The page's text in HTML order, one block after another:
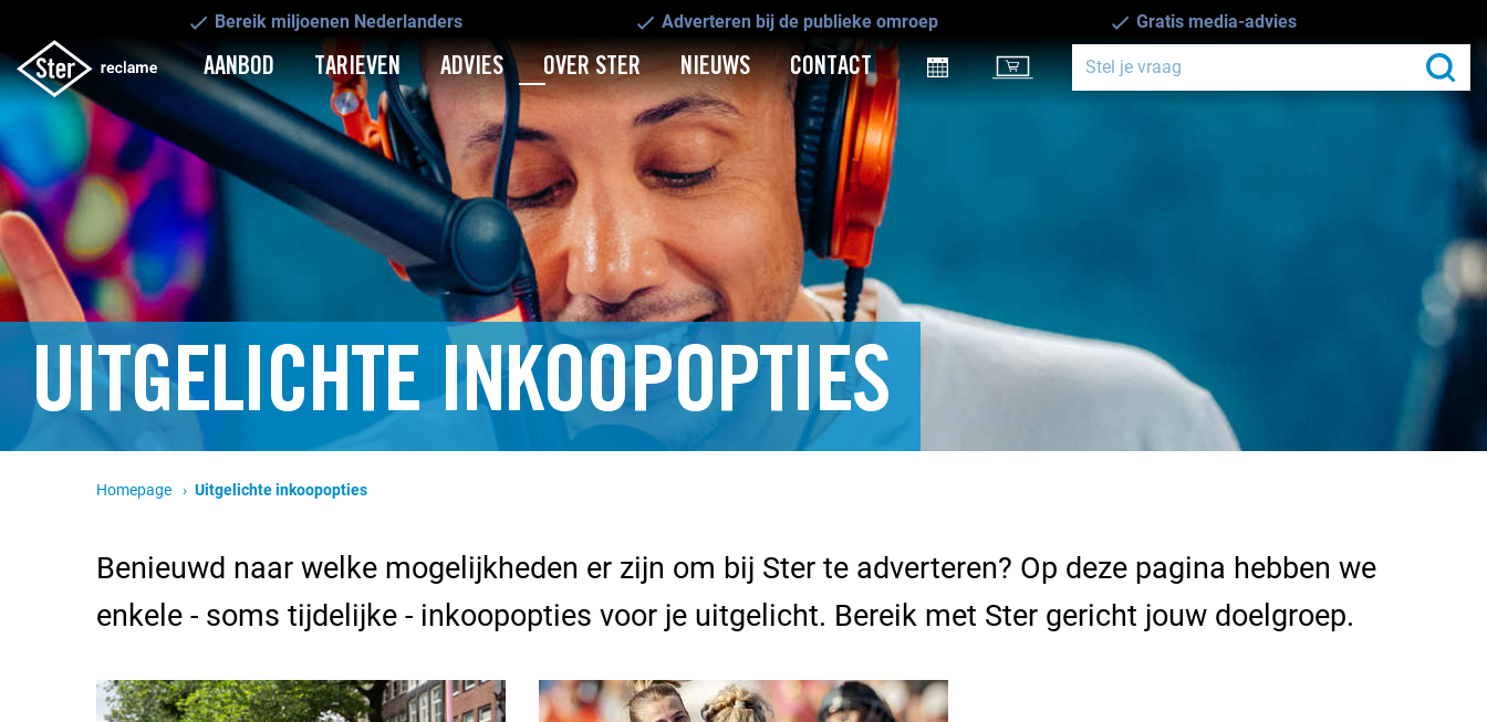
Bereik miljoenen Nederlanders Adverteren bij de publieke omroep Gratis media-advies
AANBOD TARIEVEN ADVIES OVER STER NIEUWS CONTACT
UITGELICHTE INKOOPOPTIES
Homepage Huidige pagina:
Uitgelichte inkoopopties
Benieuwd naar welke mogelijkheden er zijn om bij Ster te adverteren? Op deze pagina hebben we
enkele - soms tijdelijke - inkoopopties voor je uitgelicht. Bereik met Ster gericht jouw doelgroep.